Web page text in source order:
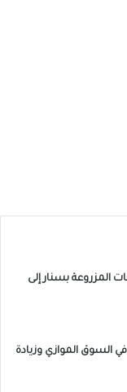
المزروعة بسنار إلى
حاجز الـ 6 آلاف في السوق الموازي وزيادة